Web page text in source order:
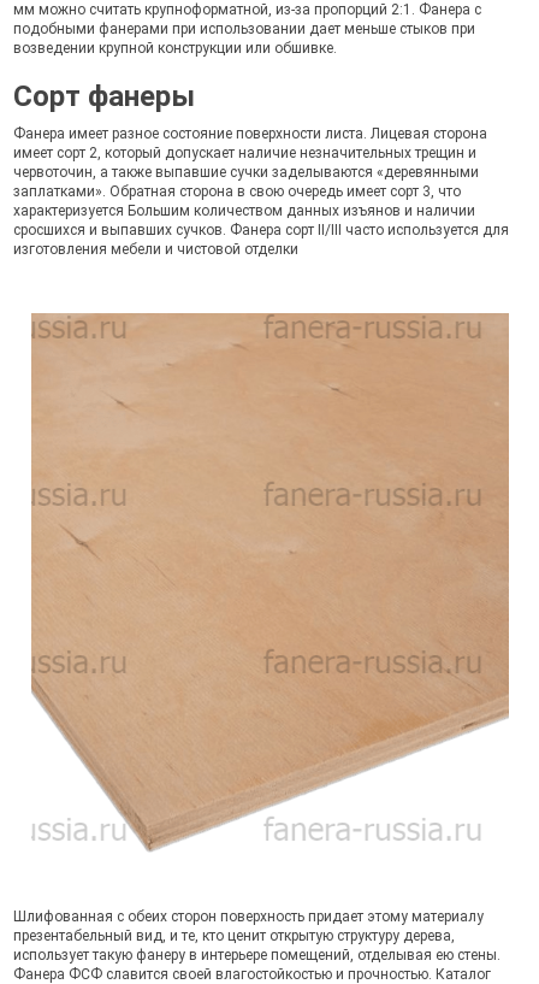
мм можно считать крупноформатной, из-за пропорций 2:1. Фанера с
подобными фанерами при использовании дает меньше стыков при
возведении крупной конструкции или обшивке.
Сорт фанеры
Фанера имеет разное состояние поверхности листа. Лицевая сторона
имеет сорт 2, который допускает наличие незначительных трещин и
червоточин, а также выпавшие сучки заделываются «деревянными
заплатками». Обратная сторона в свою очередь имеет сорт 3, что
характеризуется Большим количеством данных изъянов и наличии
сросшихся и выпавших сучков. Фанера сорт II/III часто используется для
изготовления мебели и чистовой отделки
Шлифованная с обеих сторон поверхность придает этому материалу
презентабельный вид, и те, кто ценит открытую структуру дерева,
использует такую фанеру в интерьере помещений, отделывая ею стены.
Фанера ФСФ славится своей влагостойкостью и прочностью. Каталог